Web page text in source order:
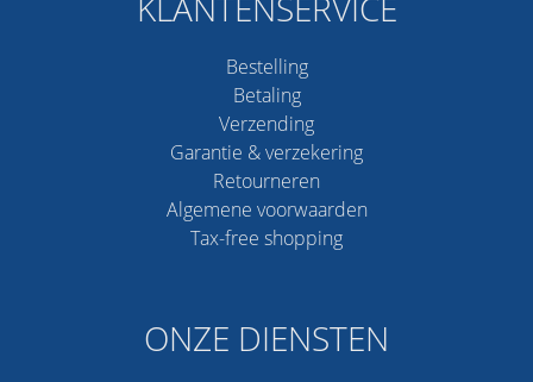
Bestelling
Betaling
Verzending
Garantie & verzekering
Retourneren
Algemene voorwaarden
Tax-free shopping
ONZE DIENSTEN